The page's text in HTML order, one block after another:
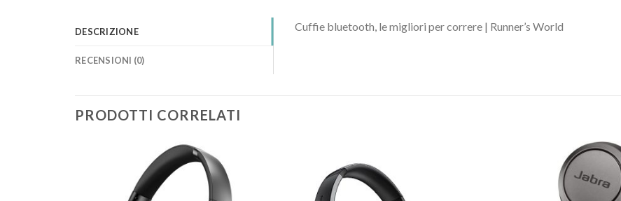
DESCRIZIONE
RECENSIONI (0)
Cuffie bluetooth, le migliori per correre | Runner’s World
PRODOTTI CORRELATI